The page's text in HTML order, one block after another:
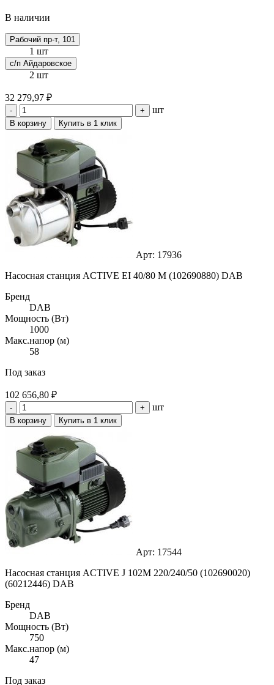
В наличии
Рабочий пр-т, 101
1 шт
с/п Айдаровское
2 шт
32 279,97 ₽
- + шт
В корзину Купить в 1 клик
Арт: 17936
Насосная станция ACTIVE EI 40/80 M (102690880) DAB
Бренд
DAB
Мощность (Вт)
1000
Макс.напор (м)
58
Под заказ
102 656,80 ₽
- + шт
В корзину Купить в 1 клик
Арт: 17544
Насосная станция ACTIVE J 102M 220/240/50 (102690020)
(60212446) DAB
Бренд
DAB
Мощность (Вт)
750
Макс.напор (м)
47
Под заказ